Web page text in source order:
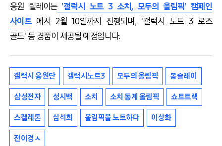
응원 릴레이는'갤럭시 노트 3 소치, 모두의 올림픽' 캠페인
사이트에서 2월 10일까지 진행되며, '갤럭시 노트 3 로즈
골드' 등 경품이 제공될 예정입니다.
갤럭시 응원단 갤럭시노트3 모두의 올림픽 봅슬레이
삼성전자 성시백 소치 소치 동계 올림픽 쇼트트랙
스켈레톤 심석희 올림픽을 노트하다 이상화
전이경ㅅ